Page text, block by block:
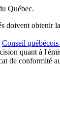
Québec.
doivent obtenir
Conseil
quant à
de conformité